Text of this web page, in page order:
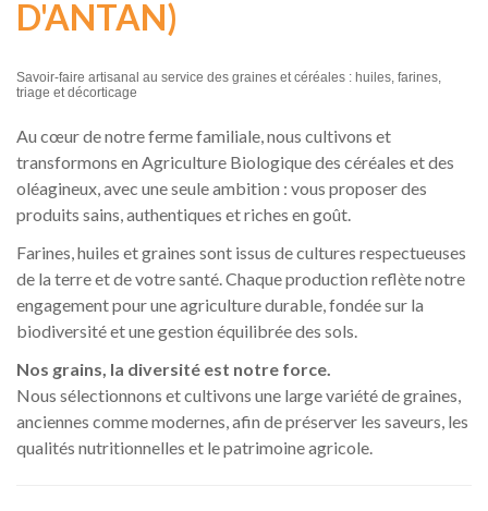
D'ANTAN)
Savoir-faire artisanal au service des graines et céréales : huiles, farines,
triage et décorticage
Au cœur de notre ferme familiale, nous cultivons et
transformons en Agriculture Biologique des céréales et des
oléagineux, avec une seule ambition : vous proposer des
produits sains, authentiques et riches en goût.
Farines, huiles et graines sont issus de cultures respectueuses
de la terre et de votre santé. Chaque production reflète notre
engagement pour une agriculture durable, fondée sur la
biodiversité et une gestion équilibrée des sols.
Nos grains, la diversité est notre force.
Nous sélectionnons et cultivons une large variété de graines,
anciennes comme modernes, afin de préserver les saveurs, les
qualités nutritionnelles et le patrimoine agricole.